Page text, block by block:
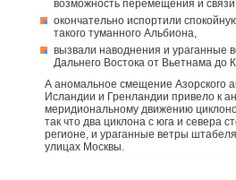
возможность перемещения и
окончательно испортили
такого туманного Альбиона,
вызвали наводнения и ураганные
Дальнего Востока от Вьетнама до
А аномальное смещение Азорского
Исландии и Гренландии привело к
меридиональному движению
так что два циклона с юга и севера
регионе, и ураганные ветры
улицах Москвы.